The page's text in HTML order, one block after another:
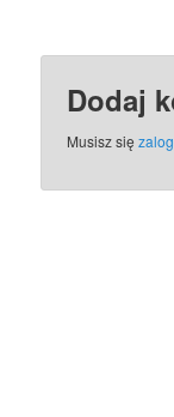
Dodaj
Musisz się